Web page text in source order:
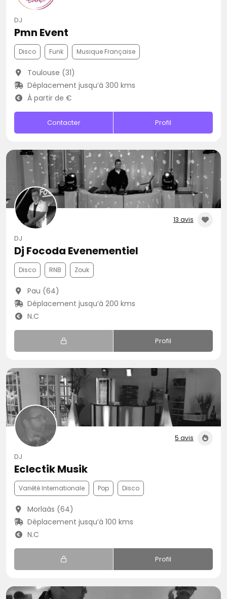
DJ
Pmn Event
Disco Funk Musique Française
Toulouse (31)
Déplacement jusqu’à 300 kms
À partir de €
Contacter Profil
13 avis
DJ
Dj Focoda Evenementiel
Disco RNB Zouk
Pau (64)
Déplacement jusqu’à 200 kms
N.C
Profil
5 avis
DJ
Eclectik Musik
Variété Internationale Pop Disco
Morlaàs (64)
Déplacement jusqu’à 100 kms
N.C
Profil